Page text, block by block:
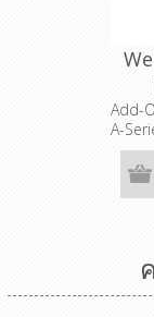
Add-
A-